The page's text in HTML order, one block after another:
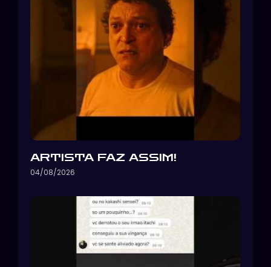
ARTISTA FAZ ASSIM!
04/08/2026